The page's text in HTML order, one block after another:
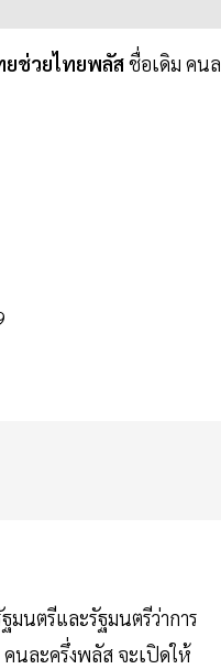
ยช่วยไทยพลัสชื่อเดิม คน
นตรีและรัฐมนตรีว่าการ
นละครึ่งพลัส จะเปิดให้